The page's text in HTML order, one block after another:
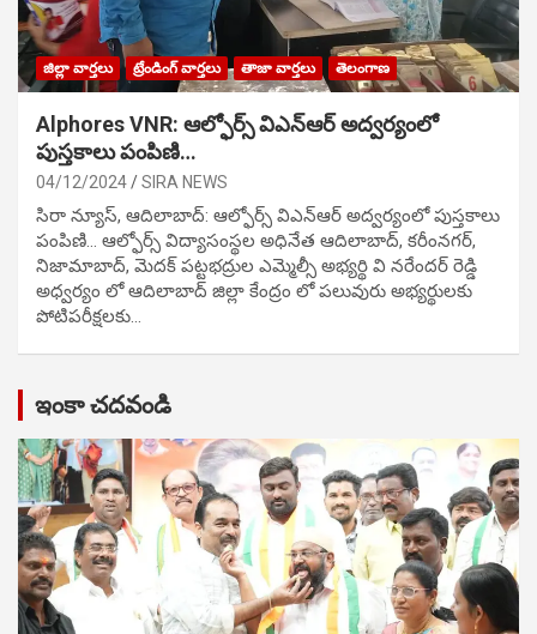
జిల్లా వార్తలు ట్రేండింగ్ వార్తలు తాజా వార్తలు తెలంగాణ
Alphores VNR: ఆల్ఫోర్స్ విఎన్ఆర్ అద్వర్యంలో
పుస్తకాలు పంపిణి…
04/12/2024 SIRA NEWS
సిరా న్యూస్, ఆదిలాబాద్: ఆల్ఫోర్స్ విఎన్ఆర్ అద్వర్యంలో పుస్తకాలు
పంపిణి… ఆల్ఫోర్స్ విద్యాసంస్థల అధినేత ఆదిలాబాద్, కరీంనగర్,
నిజామాబాద్, మెదక్ పట్టభద్రుల ఎమ్మెల్సీ అభ్యర్థి వి నరేందర్ రెడ్డి
అధ్వర్యం లో ఆదిలాబాద్ జిల్లా కేంద్రం లో పలువురు అభ్యర్థులకు
పోటిప‌రీక్ష‌ల‌కు…
ఇంకా చదవండి